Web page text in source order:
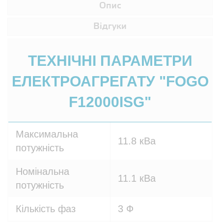
Опис
Відгуки
ТЕХНІЧНІ ПАРАМЕТРИ
ЕЛЕКТРОАГРЕГАТУ "FOGO
F12000ISG"
Максимальна
потужність
11.8 кВа
Номінальна
потужність
11.1 кВа
Кількість фаз 3 Ф